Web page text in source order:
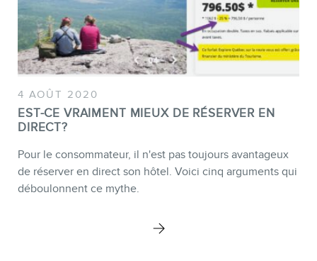
MEMBRES
4 AOÛT 2020
EST-CE VRAIMENT MIEUX DE RÉSERVER EN
DIRECT?
Pour le consommateur, il n'est pas toujours avantageux
de réserver en direct son hôtel. Voici cinq arguments qui
déboulonnent ce mythe.